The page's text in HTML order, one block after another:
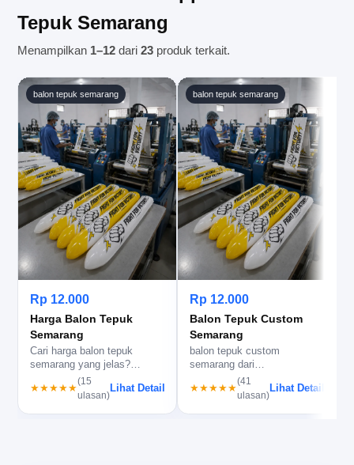
Tepuk Semarang
Menampilkan 1–12 dari23 produk terkait.
balon tepuk semarang
Rp 12.000
Harga Balon Tepuk
Semarang
Cari harga balon tepuk
semarang yang jelas?
Balontepuk.net bantu cek
spesifikasi…
★★★★★
(15
ulasan)
Lihat Detail
balon tepuk semarang
Rp 12.000
Balon Tepuk Custom
Semarang
balon tepuk custom
semarang dari
balontepuk.net, sablon rapi
dan siap produksi c…
★★★★★
(41
ulasan)
Lihat Detail